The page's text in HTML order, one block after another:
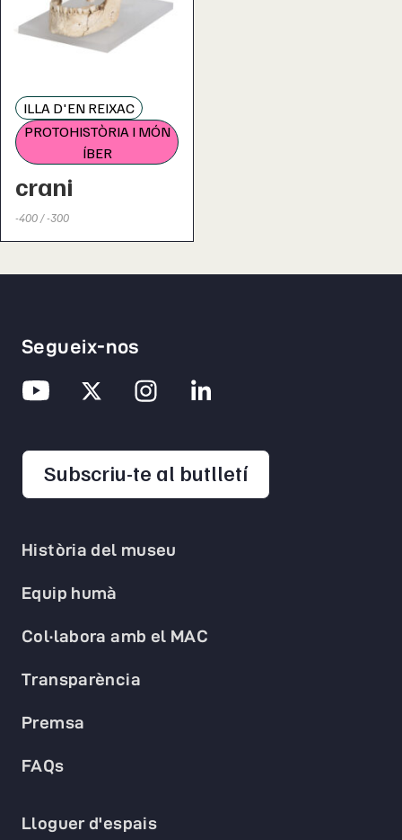
ILLA D'EN REIXAC
PROTOHISTÒRIA I MÓN
ÍBER
crani
-400 / -300
Història del museu
Equip humà
Col·labora amb el MAC
Transparència
Premsa
FAQs
Lloguer d'espais
Segueix-nos
Subscriu-te al butlletíopens in a new